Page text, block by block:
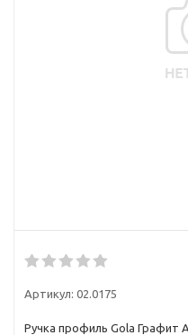
Артикул: 02.0175
Ручка профиль Gola Графит